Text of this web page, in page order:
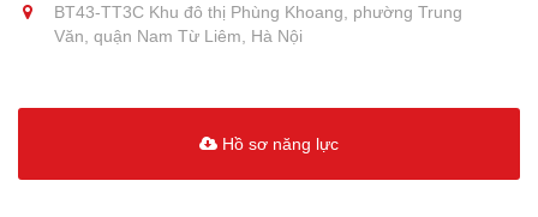
BT43-TT3C Khu đô thị Phùng Khoang, phường Trung
Văn, quận Nam Từ Liêm, Hà Nội
Hồ sơ năng lực